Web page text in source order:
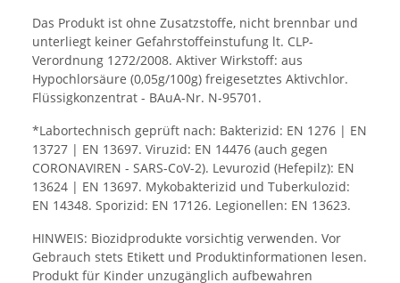
Das Produkt ist ohne Zusatzstoffe, nicht brennbar und
unterliegt keiner Gefahrstoffeinstufung lt. CLP-
Verordnung 1272/2008. Aktiver Wirkstoff: aus
Hypochlorsäure (0,05g/100g) freigesetztes Aktivchlor.
Flüssigkonzentrat - BAuA-Nr. N-95701.
*Labortechnisch geprüft nach: Bakterizid: EN 1276 | EN
13727 | EN 13697. Viruzid: EN 14476 (auch gegen
CORONAVIREN - SARS-CoV-2). Levurozid (Hefepilz): EN
13624 | EN 13697. Mykobakterizid und Tuberkulozid:
EN 14348. Sporizid: EN 17126. Legionellen: EN 13623.
HINWEIS: Biozidprodukte vorsichtig verwenden. Vor
Gebrauch stets Etikett und Produktinformationen lesen.
Produkt für Kinder unzugänglich aufbewahren